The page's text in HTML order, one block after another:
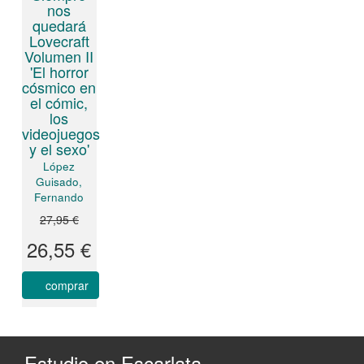
nos
quedará
Lovecraft
Volumen II
'El horror
cósmico en
el cómic,
los
videojuegos
y el sexo'
López
Guisado,
Fernando
27,95 €
26,55 €
comprar